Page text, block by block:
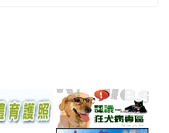
link
to
link